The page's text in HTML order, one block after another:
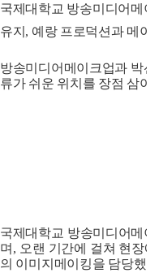
국제대학교 방송미디어메
유지, 예랑 프로덕션과 메이
방송미디어메이크업과 박선
류가 쉬운 위치를 장점 삼아
국제대학교 방송미디어메
며 , 오랜 기간에 걸쳐 현장
의 이미지메이킹을 담당했